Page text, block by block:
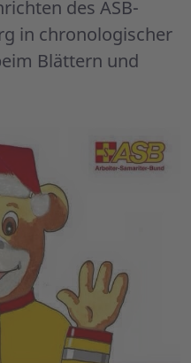
des ASB-
in chronologischer
Blättern und